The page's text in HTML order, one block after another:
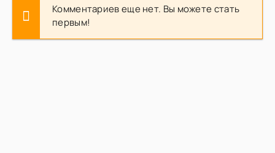
Комментариев еще нет. Вы можете стать
первым!